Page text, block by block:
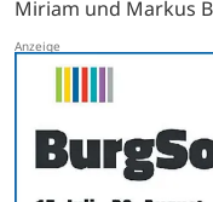
Miriam und Markus